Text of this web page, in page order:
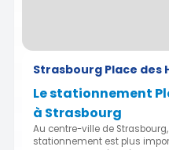
Strasbourg Place des
Le stationnement
à Strasbourg
Au centre-ville de
stationnement est plus